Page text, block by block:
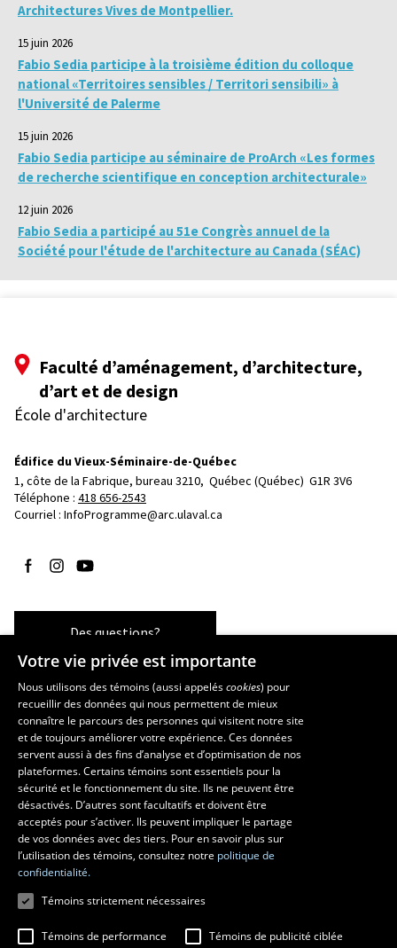
Architectures Vives de Montpellier.
15 juin 2026
Fabio Sedia participe à la troisième édition du colloque
national «Territoires sensibles / Territori sensibili» à
l'Université de Palerme
15 juin 2026
Fabio Sedia participe au séminaire de ProArch «Les formes
de recherche scientifique en conception architecturale»
12 juin 2026
Fabio Sedia a participé au 51e Congrès annuel de la
Société pour l'étude de l'architecture au Canada (SÉAC)
Faculté d’aménagement, d’architecture,
d’art et de design
École d'architecture
Édifice du Vieux-Séminaire-de-Québec
1, côte de la Fabrique, bureau 3210, Québec (Québec)  G1R 3V6
Téléphone : 418 656-2543
Courriel : InfoProgramme@arc.ulaval.ca
Suivez-nous sur Facebook
Suivez-nous sur Instagram
Suivez-nous sur YouTube
Des questions?
Les écoles et la recherche
École d’art
École supérieure d’aménagement du territoire et de développement
régional
École de design
Centre de recherche en aménagement et développement
Votre vie privée est importante
Nous utilisons des témoins (aussi appeléscookies) pour
recueillir des données qui nous permettent de mieux
connaître le parcours des personnes qui visitent notre site
et de toujours améliorer votre expérience. Ces données
servent aussi à des fins d’analyse et d’optimisation de nos
plateformes. Certains témoins sont essentiels pour la
sécurité et le fonctionnement du site. Ils ne peuvent être
désactivés. D’autres sont facultatifs et doivent être
acceptés pour s’activer. Ils peuvent impliquer le partage
de vos données avec des tiers. Pour en savoir plus sur
l’utilisation des témoins, consultez notre politique de
confidentialité.
Témoins strictement nécessaires
Témoins de performance Témoins de publicité ciblée